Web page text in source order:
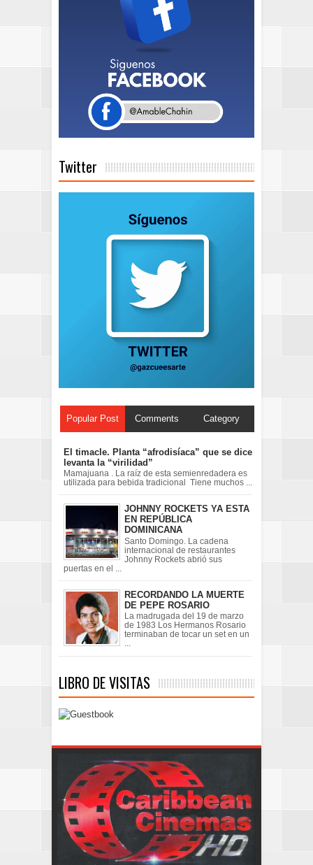
Twitter
Popular Post Comments Category
El timacle. Planta “afrodisíaca” que se dice
levanta la “virilidad”
Mamajuana . La raíz de esta semienredadera es
utilizada para bebida tradicional Tiene muchos ...
JOHNNY ROCKETS YA ESTA
EN REPÚBLICA
DOMINICANA
Santo Domingo. La cadena
internacional de restaurantes
Johnny Rockets abrió sus
puertas en el ...
RECORDANDO LA MUERTE
DE PEPE ROSARIO
La madrugada del 19 de marzo
de 1983 Los Hermanos Rosario
terminaban de tocar un set en un
...
LIBRO DE VISITAS